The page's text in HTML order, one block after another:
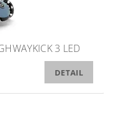
3 LED
DETAIL